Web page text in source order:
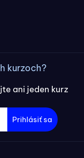
kurzoch?
ani jeden kurz
Prihlásiť sa